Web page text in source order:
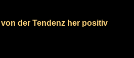
von der Tendenz her positiv